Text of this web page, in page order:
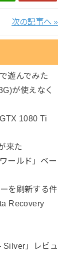
次の記事へ »
遊んでみた
が使えなく
1080 Ti
来た
ールド」ベー
を刷新する件
Recovery
Silver」レビュ